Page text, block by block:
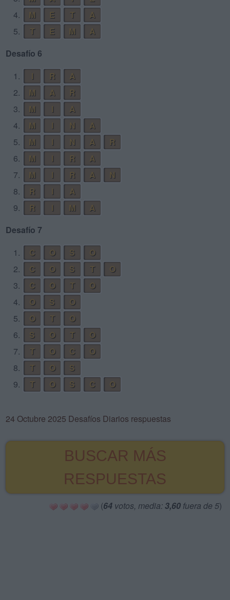
4.
M E T
A
5.
T E M
A
Desafío 6
1.
R
A
2.
M A
R
3.
M
A
4.
M N
A
5.
M N A
R
6.
M R
A
7.
M R A
N
8.
R
A
9.
R M
A
Desafío 7
1.
C O S
O
2.
C O S T
O
3.
C O T
O
4.
O S
O
5.
O T
O
6.
S O T
O
7.
T O C
O
8.
T O
S
9.
T O S C O
24 Octubre 2025 Desafíos Diarios respuestas
BUSCAR MÁS
RESPUESTAS
(64 votos, media: 3,60 fuera de 5)